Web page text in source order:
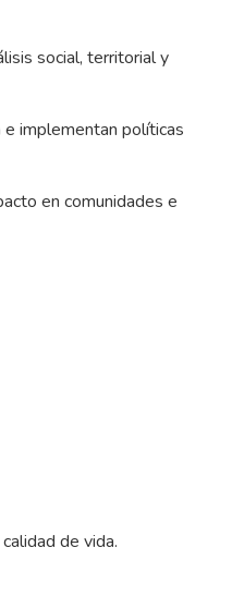
social, territorial y
e implementan políticas
en comunidades e
de vida.